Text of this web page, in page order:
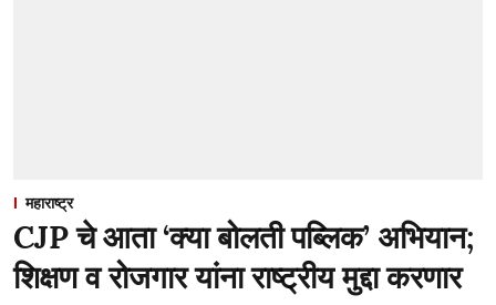
महाराष्ट्र
CJP चे आता ‘क्या बोलती पब्लिक’ अभियान;
शिक्षण व रोजगार यांना राष्ट्रीय मुद्दा करणार